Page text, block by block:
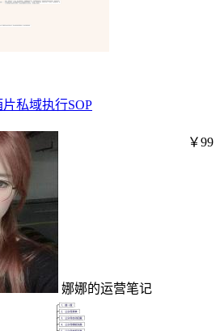
私域执行SOP
娜娜的运营笔记
￥99